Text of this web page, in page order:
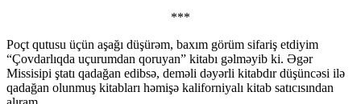
***
Poçt qutusu üçün aşağı düşürəm, baxım görüm sifariş etdiyim
“Çovdarlıqda uçurumdan qoruyan” kitabı gəlməyib ki. Əgər
Missisipi ştatı qadağan edibsə, deməli dəyərli kitabdır düşüncəsi ilə
qadağan olunmuş kitabları həmişə kaliforniyalı kitab satıcısından